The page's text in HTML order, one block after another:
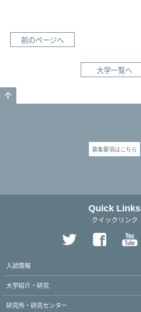
前のページへ
大学一覧へ
募集要項はこちら
Quick Links
クイックリンク
入試情報
大学紹介・研究
研究所・研究センター